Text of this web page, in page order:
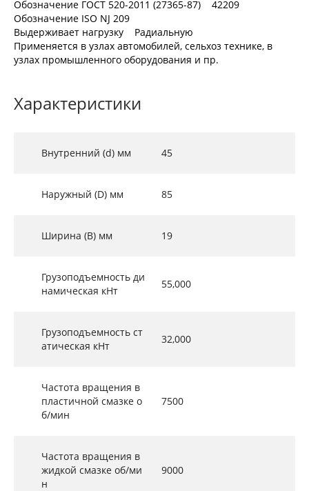
Обозначение ГОСТ 520-2011 (27365-87) 42209
Обозначение ISO NJ 209
Выдерживает нагрузку Радиальную
Применяется в узлах автомобилей, сельхоз технике, в
узлах промышленного оборудования и пр.
Характеристики
Внутренний (d) мм 45
Наружный (D) мм 85
Ширина (B) мм 19
Грузоподъемность ди
намическая кНт
55,000
Грузоподъемность ст
атическая кНт
32,000
Частота вращения в
пластичной смазке о
б/мин
7500
Частота вращения в
жидкой смазке об/ми
н
9000